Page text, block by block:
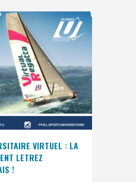
VIRTUEL : LA
LETREZ
!